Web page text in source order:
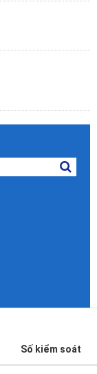
Số kiểm soát